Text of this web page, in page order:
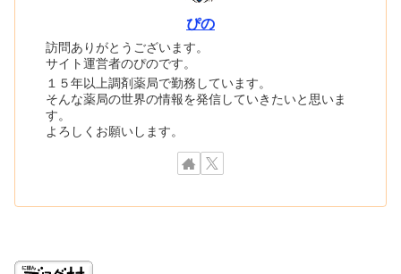
ぴの
訪問ありがとうございます。
サイト運営者のぴのです。
１５年以上調剤薬局で勤務しています。
そんな薬局の世界の情報を発信していきたいと思いま
す。
よろしくお願いします。